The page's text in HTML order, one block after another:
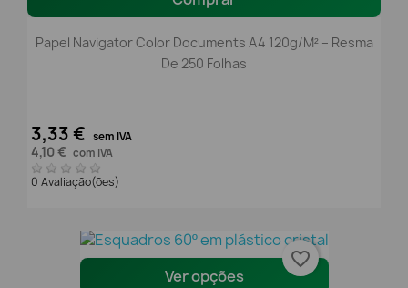
Papel Navigator Color Documents A4 120g/m² – Resma
De 250 Folhas
3,33 € sem IVA
4,10 € com IVA
0 Avaliação(ões)
Ver opções
favorite_border